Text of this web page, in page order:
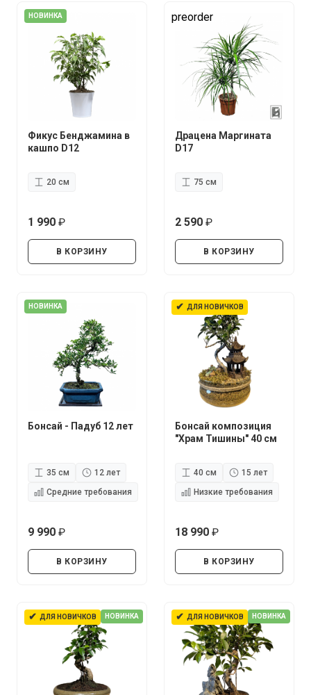
НОВИНКА
Фикус Бенджамина в
кашпо D12
20 см
1 990
В КОРЗИНУ
preorder
Драцена Маргината
D17
75 см
2 590
В КОРЗИНУ
НОВИНКА
Бонсай - Падуб 12 лет
35 см
12 лет
Средние требования
9 990
В КОРЗИНУ
✔ ДЛЯ НОВИЧКОВ
Бонсай композиция
"Храм Тишины" 40 см
40 см
15 лет
Низкие требования
18 990
В КОРЗИНУ
✔ ДЛЯ НОВИЧКОВ НОВИНКА ✔ ДЛЯ НОВИЧКОВ НОВИНКА